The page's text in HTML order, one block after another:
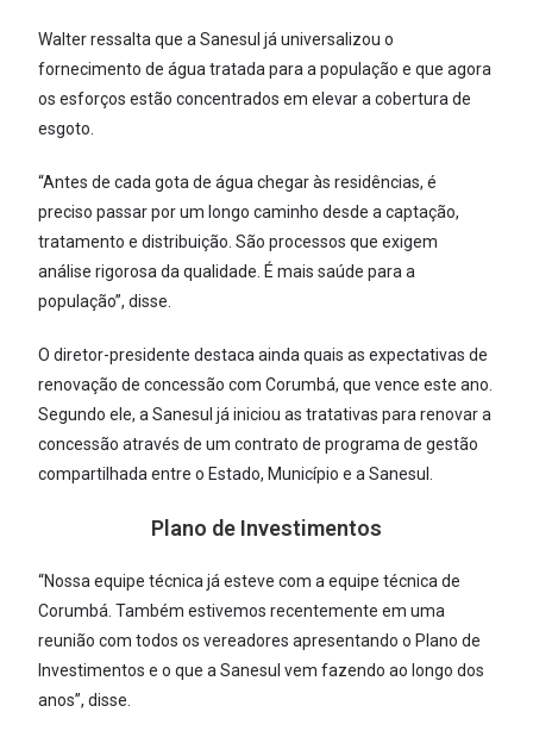
Walter ressalta que a Sanesul já universalizou o
fornecimento de água tratada para a população e que agora
os esforços estão concentrados em elevar a cobertura de
esgoto.
“Antes de cada gota de água chegar às residências, é
preciso passar por um longo caminho desde a captação,
tratamento e distribuição. São processos que exigem
análise rigorosa da qualidade. É mais saúde para a
população”, disse.
O diretor-presidente destaca ainda quais as expectativas de
renovação de concessão com Corumbá, que vence este ano.
Segundo ele, a Sanesul já iniciou as tratativas para renovar a
concessão através de um contrato de programa de gestão
compartilhada entre o Estado, Município e a Sanesul.
Plano de Investimentos
“Nossa equipe técnica já esteve com a equipe técnica de
Corumbá. Também estivemos recentemente em uma
reunião com todos os vereadores apresentando o Plano de
Investimentos e o que a Sanesul vem fazendo ao longo dos
anos”, disse.